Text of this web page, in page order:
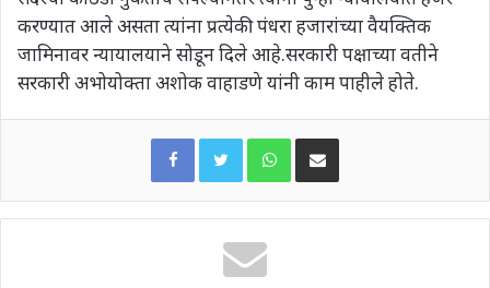
करण्यात आले असता त्यांना प्रत्येकी पंधरा हजारांच्या वैयक्तिक
जामिनावर न्यायालयाने सोडून दिले आहे.सरकारी पक्षाच्या वतीने
सरकारी अभोयोक्ता अशोक वाहाडणे यांनी काम पाहीले होते.
WhatsAppShare via Email